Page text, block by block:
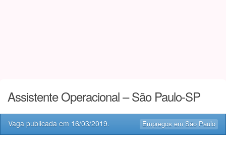
Assistente Operacional – São Paulo-SP
Empregos em São Paulo
Vaga publicada em 16/03/2019.